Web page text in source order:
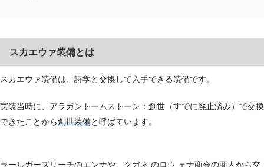
スカエウァ装備とは
スカエウァ装備は、詩学と交換して入手できる装備です。
実装当時に、アラガントームストーン：創世（すでに廃止済み）で交換
できたことから創世装備と呼ばています。
ラールガーズリーチのエンナや、クガネ のロウ ェナ商会の商人から交